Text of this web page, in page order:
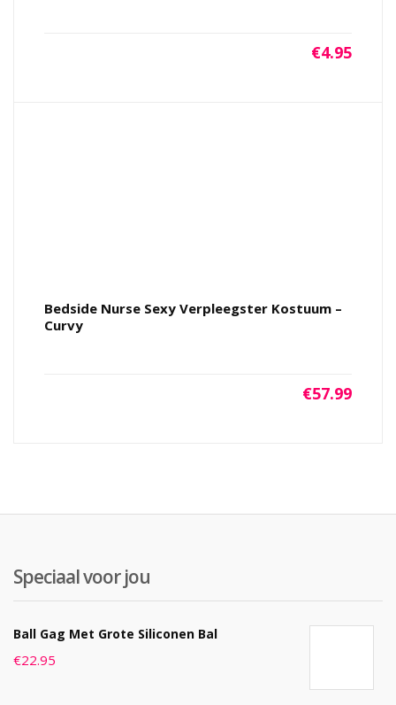
€4.95
Bedside Nurse Sexy Verpleegster Kostuum –
Curvy
€57.99
Speciaal voor jou
Ball Gag Met Grote Siliconen Bal
€22.95